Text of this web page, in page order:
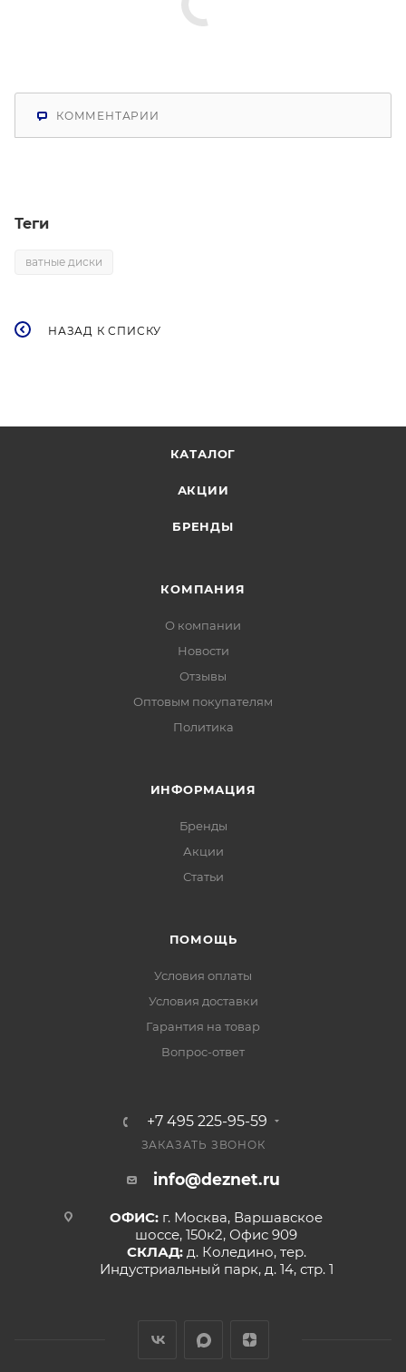
КОММЕНТАРИИ
Теги
ватные диски
НАЗАД К СПИСКУ
КАТАЛОГ
АКЦИИ
БРЕНДЫ
КОМПАНИЯ
О компании
Новости
Отзывы
Оптовым покупателям
Политика
ИНФОРМАЦИЯ
Бренды
Акции
Статьи
ПОМОЩЬ
Условия оплаты
Условия доставки
Гарантия на товар
Вопрос-ответ
+7 495 225-95-59
ЗАКАЗАТЬ ЗВОНОК
info@deznet.ru
ОФИС: г. Москва, Варшавское
шоссе, 150к2, Офис 909
СКЛАД: д. Коледино, тер.
Индустриальный парк, д. 14, стр. 1